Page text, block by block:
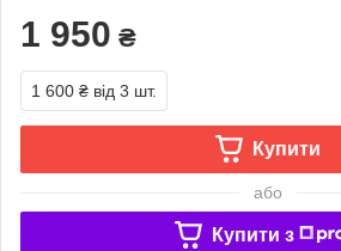
1 950 ₴
1 600 ₴ від 3 шт.
Купити
або
Купити з